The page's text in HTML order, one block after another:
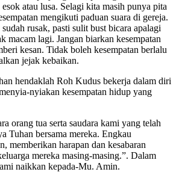
atau lusa. Selagi kita masih punya pita
mengikuti paduan suara di gereja.
rusak, pasti sulit bust bicara apalagi
macam lagi. Jangan biarkan kesempatan
kesan. Tidak boleh kesempatan berlalu
jejak kebaikan.
hendaklah Roh Kudus bekerja dalam diri
nyiakan kesempatan hidup yang
orang tua serta saudara kami yang telah
Tuhan bersama mereka. Engkau
memberikan harapan dan kesabaran
mereka masing-masing.”. Dalam
naikkan kepada-Mu. Amin.